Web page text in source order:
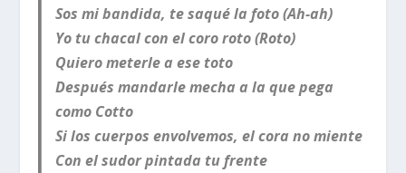
Sos mi bandida, te saqué la foto (Ah-ah)
Yo tu chacal con el coro roto (Roto)
Quiero meterle a ese toto
Después mandarle mecha a la que pega
como Cotto
Si los cuerpos envolvemos, el cora no miente
Con el sudor pintada tu frente